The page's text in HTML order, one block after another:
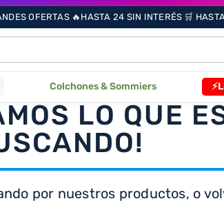
OFERTAS 🔥HASTA 24 SIN INTERÉS 🛒 HASTA
Colchones & Sommiers
LO QUE
por nuestros productos, o